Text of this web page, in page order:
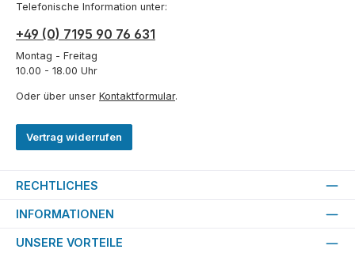
Telefonische Information unter:
+49 (0) 7195 90 76 631
Montag - Freitag
10.00 - 18.00 Uhr
Oder über unser Kontaktformular.
Vertrag widerrufen
RECHTLICHES
INFORMATIONEN
UNSERE VORTEILE